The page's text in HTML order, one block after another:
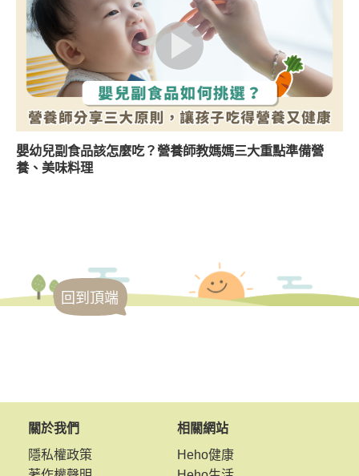
嬰幼兒副食品該怎麼吃？營養師教媽媽三大重點準備營
養、美味料理
回到頂端
關於我們
隱私權政策
相關網站
Heho健康